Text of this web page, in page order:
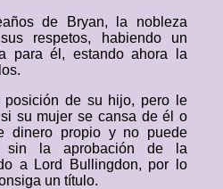
de Bryan, la nobleza
respetos, habiendo un
para él, estando ahora la
de su hijo, pero le
su mujer se cansa de él o
dinero propio y no puede
sin la aprobación de la
a Lord Bullingdon, por lo
un título.